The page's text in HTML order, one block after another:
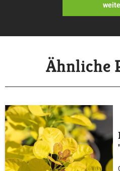
Ähnliche